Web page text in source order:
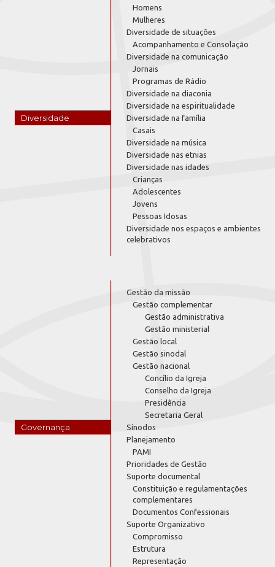
Diversidade
Homens
Mulheres
Diversidade de situações
Acompanhamento e Consolação
Diversidade na comunicação
Jornais
Programas de Rádio
Diversidade na diaconia
Diversidade na espiritualidade
Diversidade na família
Casais
Diversidade na música
Diversidade nas etnias
Diversidade nas idades
Crianças
Adolescentes
Jovens
Pessoas Idosas
Diversidade nos espaços e ambientes
celebrativos
Governança
Gestão da missão
Gestão complementar
Gestão administrativa
Gestão ministerial
Gestão local
Gestão sinodal
Gestão nacional
Concílio da Igreja
Conselho da Igreja
Presidência
Secretaria Geral
Sínodos
Planejamento
PAMI
Prioridades de Gestão
Suporte documental
Constituição e regulamentações
complementares
Documentos Confessionais
Suporte Organizativo
Compromisso
Estrutura
Representação